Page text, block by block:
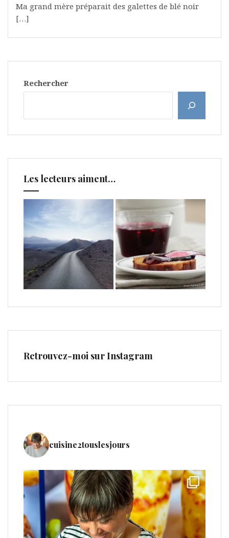
Ma grand mère préparait des galettes de blé noir
[…]
Rechercher
Les lecteurs aiment…
Retrouvez-moi sur Instagram
cuisine2touslesjours